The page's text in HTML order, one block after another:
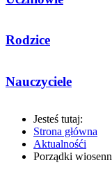
Rodzice
Nauczyciele
Jesteś tutaj:
Strona główna
Aktualnośći
Porządki